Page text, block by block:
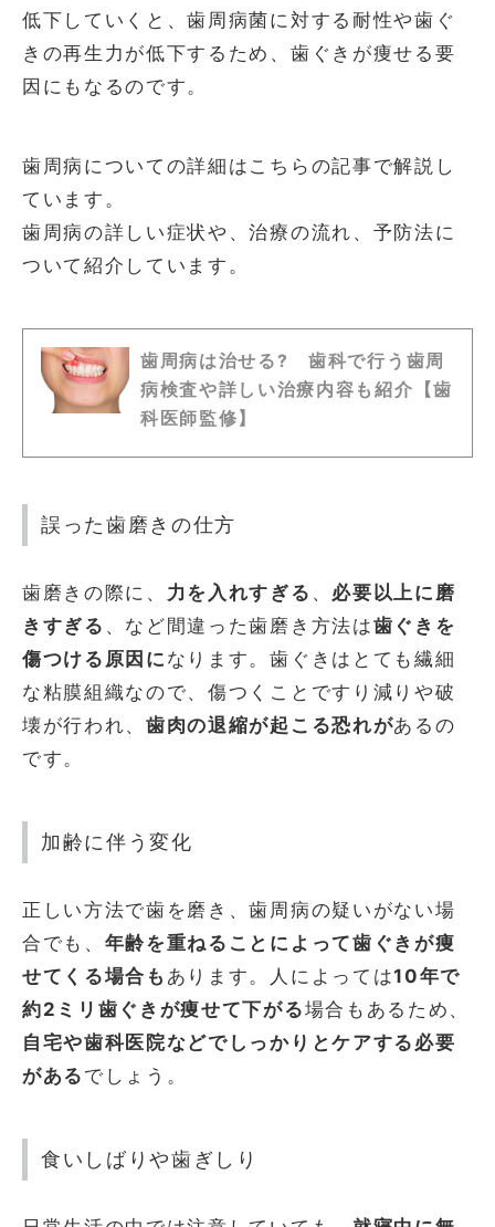
低下していくと、歯周病菌に対する耐性や歯ぐ
きの再生力が低下するため、歯ぐきが痩せる要
因にもなるのです。
歯周病についての詳細はこちらの記事で解説し
ています。
歯周病の詳しい症状や、治療の流れ、予防法に
ついて紹介しています。
歯周病は治せる? 歯科で行う歯周
病検査や詳しい治療内容も紹介【歯
科医師監修】
誤った歯磨きの仕方
歯磨きの際に、 力を入れすぎる 、 必要以上に磨
きすぎる 、など間違った歯磨き方法は歯ぐきを
傷つける原因に なります。歯ぐきはとても繊細
な粘膜組織なので、傷つくことですり減りや破
壊が行われ、歯肉の退縮が起こる恐れがあるの
です。
加齢に伴う変化
正しい方法で歯を磨き、歯周病の疑いがない場
合でも、 年齢を重ねることによって歯ぐきが痩
せてくる場合も あります。人によっては10年で
約2ミリ歯ぐきが痩せて下がる場合もあるため、
自宅や歯科医院などでしっかりとケアする必要
がある でしょう。
食いしばりや歯ぎしり